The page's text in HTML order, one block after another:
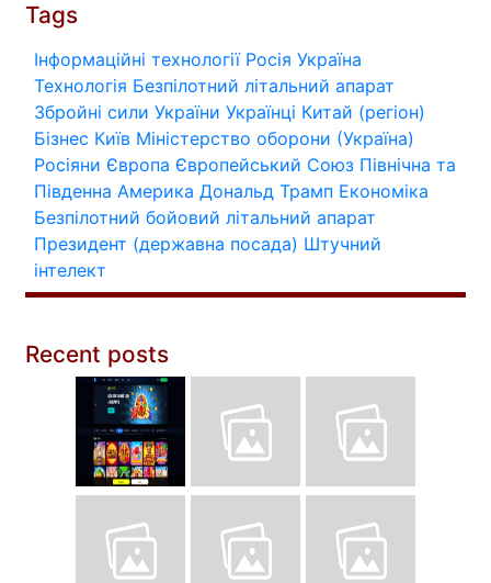
Tags
Інформаційні технології Росія Україна
Технологія Безпілотний літальний апарат
Збройні сили України Українці Китай (регіон)
Бізнес Київ Міністерство оборони (Україна)
Росіяни Європа Європейський Союз Північна та
Південна Америка Дональд Трамп Економіка
Безпілотний бойовий літальний апарат
Президент (державна посада) Штучний
інтелект
Recent posts